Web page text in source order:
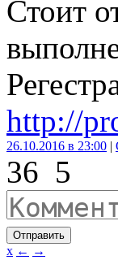
Стоит
http://
26.10.2016 в 23:00 |
36 5
Отправить
x ← →